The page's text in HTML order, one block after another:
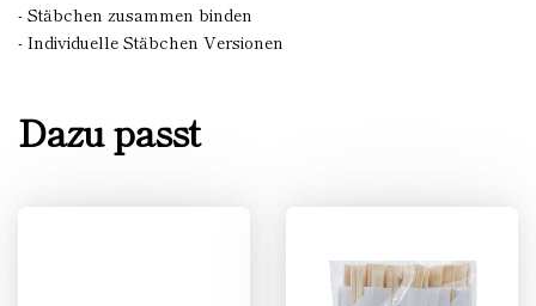
- Stäbchen zusammen binden
- Individuelle Stäbchen Versionen
Dazu passt